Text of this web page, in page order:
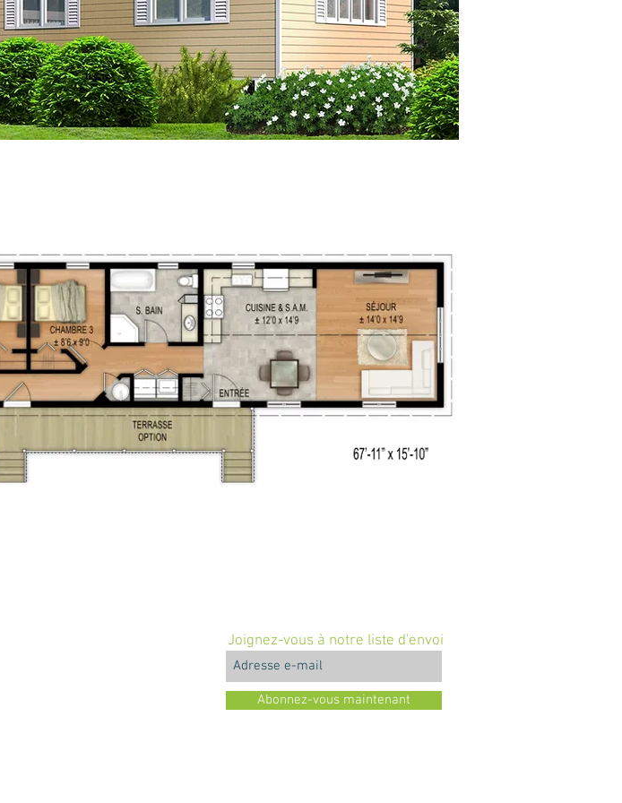
Joignez-vous à notre liste d'envoi
Abonnez-vous maintenant